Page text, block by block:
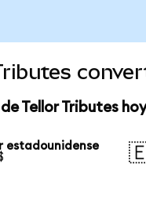
Tellor Tributes hoy
estadounidense